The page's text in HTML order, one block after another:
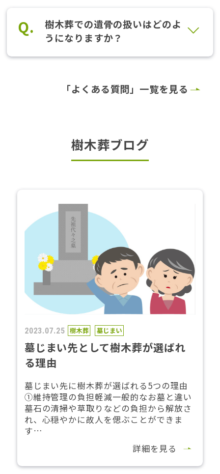
Q.
樹木葬での遺骨の扱いはどのよ
うになりますか？
「よくある質問」一覧を見る
樹木葬ブログ
2023.07.25 樹木葬 墓じまい
墓じまい先として樹木葬が選ばれ
る理由
墓じまい先に樹木葬が選ばれる5つの理由
①維持管理の負担軽減一般的なお墓と違い
墓石の清掃や草取りなどの負担から解放さ
れ、心穏やかに故人を偲ぶことができま
す…
詳細を見る